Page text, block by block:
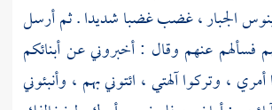
الجبار ، غضب غضبا شديدا . ثم أرسل
فسألهم عنهم وقال : أخبروني عن أبنائكم
، وتركوا آلهتي ، ائتوني بهم ، وأنبئوني